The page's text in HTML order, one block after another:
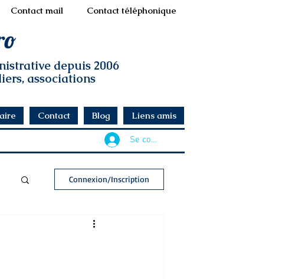
depuis 2006
associations
Contact Blog Liens amis
Se connecter
Contact mail Contact téléphonique
Connexion/Inscription